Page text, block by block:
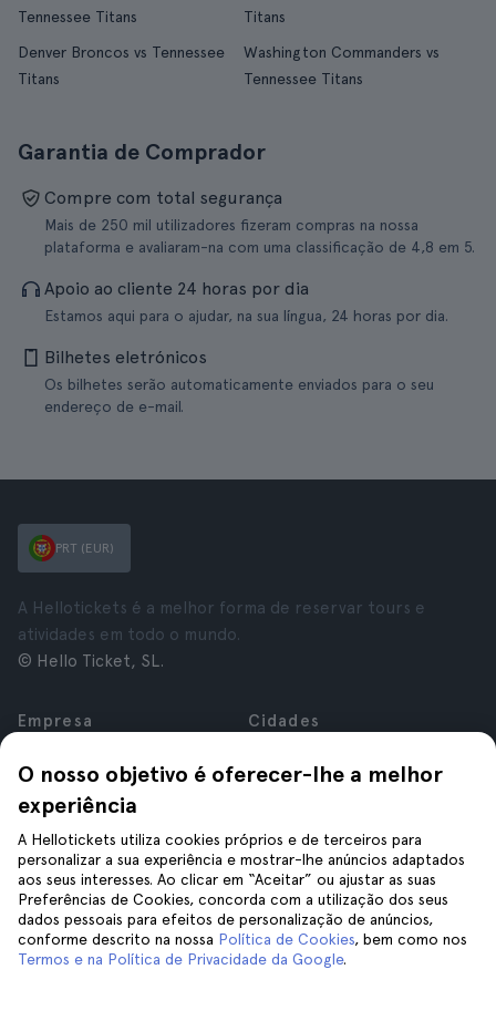
Tennessee Titans
Titans
Denver Broncos vs Tennessee
Titans
Washington Commanders vs
Tennessee Titans
Garantia de Comprador
Compre com total segurança
Mais de 250 mil utilizadores fizeram compras na nossa
plataforma e avaliaram-na com uma classificação de 4,8 em 5.
Apoio ao cliente 24 horas por dia
Estamos aqui para o ajudar, na sua língua, 24 horas por dia.
Bilhetes eletrónicos
Os bilhetes serão automaticamente enviados para o seu
endereço de e-mail.
O nosso objetivo é oferecer-lhe a melhor
experiência
A Hellotickets utiliza cookies próprios e de terceiros para
personalizar a sua experiência e mostrar-lhe anúncios adaptados
aos seus interesses. Ao clicar em “Aceitar” ou ajustar as suas
Preferências de Cookies, concorda com a utilização dos seus
dados pessoais para efeitos de personalização de anúncios,
conforme descrito na nossa Política de Cookies, bem como nos
Termos e na Política de Privacidade da Google.
PRT (EUR)
A Hellotickets é a melhor forma de reservar tours e
atividades em todo o mundo.
© Hello Ticket, SL.
Empresa
Carreiras
Afiliados
Avaliações
Privacidade
Termos e Condições
Aviso Legal
Cookies
Cidades
Roma
Londres
Granada
Cracóvia
Tenerife